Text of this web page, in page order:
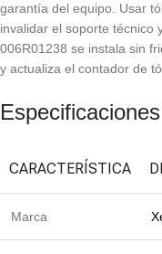
garantía del equipo. Usar
invalidar el soporte técnico
006R01238 se instala sin
y actualiza el contador de
CARACTERÍSTICA
Marca